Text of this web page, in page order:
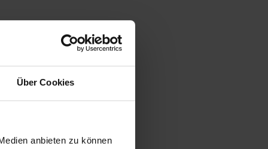
Über Cookies
anbieten zu können